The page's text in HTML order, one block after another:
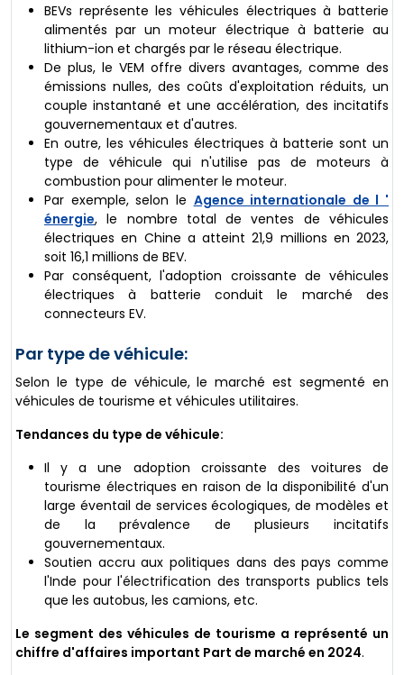
BEVs représente les véhicules électriques à batterie
alimentés par un moteur électrique à batterie au
lithium-ion et chargés par le réseau électrique.
De plus, le VEM offre divers avantages, comme des
émissions nulles, des coûts d'exploitation réduits, un
couple instantané et une accélération, des incitatifs
gouvernementaux et d'autres.
En outre, les véhicules électriques à batterie sont un
type de véhicule qui n'utilise pas de moteurs à
combustion pour alimenter le moteur.
Par exemple, selon le Agence internationale de l '
énergie, le nombre total de ventes de véhicules
électriques en Chine a atteint 21,9 millions en 2023,
soit 16,1 millions de BEV.
Par conséquent, l'adoption croissante de véhicules
électriques à batterie conduit le marché des
connecteurs EV.
Par type de véhicule:
Selon le type de véhicule, le marché est segmenté en
véhicules de tourisme et véhicules utilitaires.
Tendances du type de véhicule:
Il y a une adoption croissante des voitures de
tourisme électriques en raison de la disponibilité d'un
large éventail de services écologiques, de modèles et
de la prévalence de plusieurs incitatifs
gouvernementaux.
Soutien accru aux politiques dans des pays comme
l'Inde pour l'électrification des transports publics tels
que les autobus, les camions, etc.
Le segment des véhicules de tourisme a représenté un
chiffre d'affaires important Part de marché en 2024.